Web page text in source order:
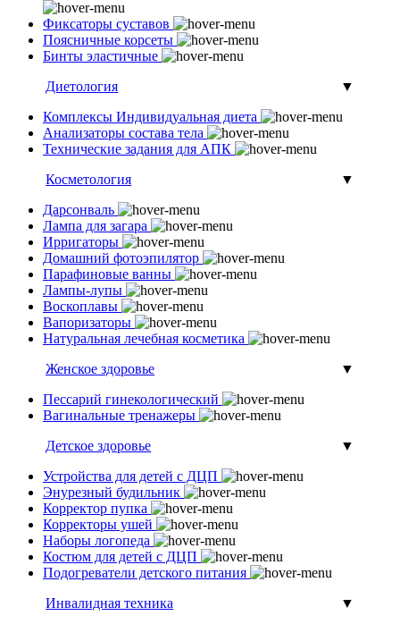
Фиксаторы суставов
Поясничные корсеты
Бинты эластичные
Диетология
▼
Комплексы Индивидуальная диета
Анализаторы состава тела
Технические задания для АПК
Косметология
▼
Дарсонваль
Лампа для загара
Ирригаторы
Домашний фотоэпилятор
Парафиновые ванны
Лампы-лупы
Воскоплавы
Вапоризаторы
Натуральная лечебная косметика
Женское здоровье
▼
Пессарий гинекологический
Вагинальные тренажеры
Детское здоровье
▼
Устройства для детей с ДЦП
Энурезный будильник
Корректор пупка
Корректоры ушей
Наборы логопеда
Костюм для детей с ДЦП
Подогреватели детского питания
Инвалидная техника
▼